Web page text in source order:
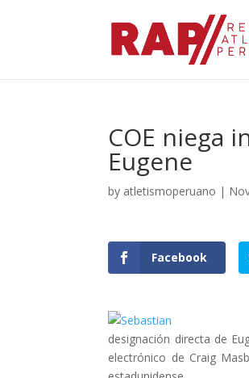
COE niega
Eugene
by atletismoperuano |
Facebook
designación directa de
electrónico de Craig